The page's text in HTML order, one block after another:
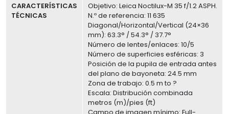
CARACTERÍSTICAS
TÉCNICAS
Objetivo: Leica Noctilux-M 35 f/1.2 ASPH.
N.º de referencia: 11 635
Diagonal/Horizontal/Vertical (24×36
mm): 63.3° / 54.3° / 37.7°
Número de lentes/enlaces: 10/5
Número de superficies esféricas: 3
Posición de la pupila de entrada antes
del plano de bayoneta: 24.5 mm
Zona de trabajo: 0.5 m to ?
Escala: Distribución combinada
metros (m)/pies (ft)
Campo de imagen mínimo: Full-